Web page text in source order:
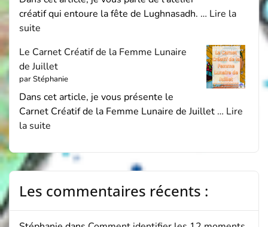
créatif qui entoure la fête de Lughnasadh. … Lire la
suite
Le Carnet Créatif de la Femme Lunaire
de Juillet
par Stéphanie
Dans cet article, je vous présente le
Carnet Créatif de la Femme Lunaire de Juillet … Lire
la suite
Les commentaires récents :